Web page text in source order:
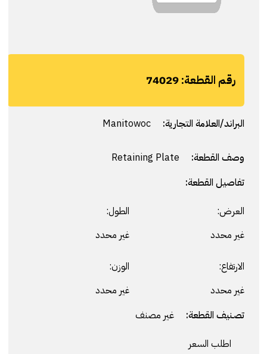
رقم القطعة:74029
البراند/العلامة التجارية: Manitowoc
وصف القطعة:
تفاصيل القطعة:
العرض:
غير محدد
الطول:
غير محدد
الارتفاع:
غير محدد
الوزن:
غير محدد
تصنيف القطعة: غير مصنف
اطلب السعر